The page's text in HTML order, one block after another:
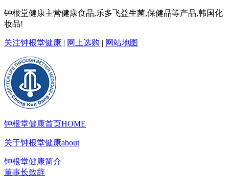
钟根堂健康主营健康食品,乐多飞益生菌,保健品等产品,韩国化
妆品!
关注钟根堂健康 | 网上选购 | 网站地图
钟根堂健康首页HOME
关于钟根堂健康about
钟根堂健康简介
董事长致辞